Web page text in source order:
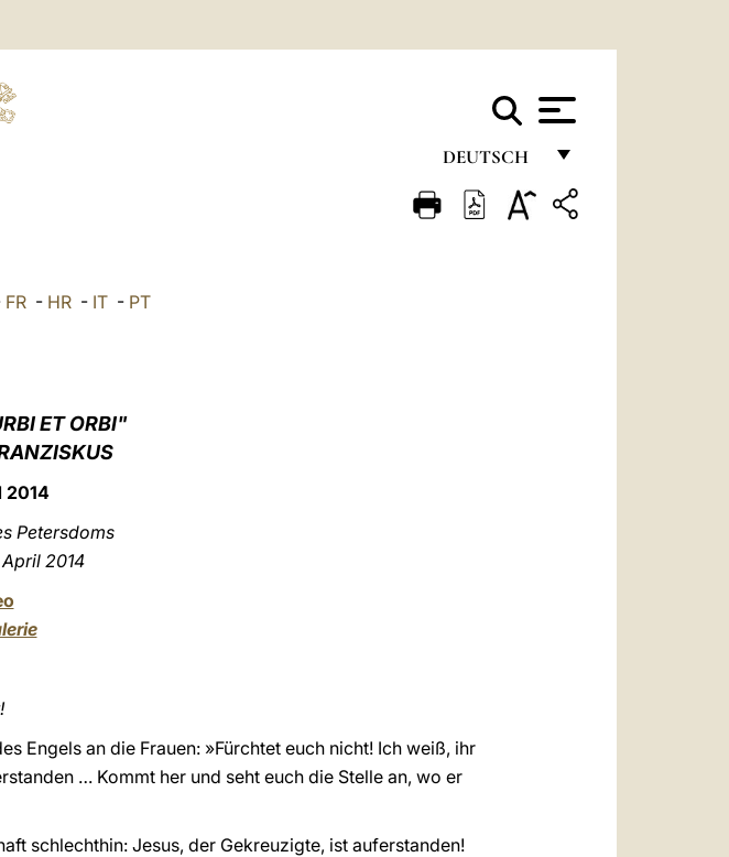
DEUTSCH
FRANÇAIS
FR- HR- IT- PT
ET ORBI"
2014
Petersdoms
2014
Engels an die Frauen: »Fürchtet euch nicht! Ich weiß, ihr
… Kommt her und seht euch die Stelle an, wo er
schlechthin: Jesus, der Gekreuzigte, ist auferstanden!